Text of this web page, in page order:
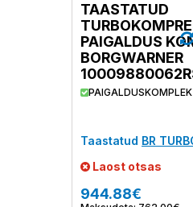
TAASTATUD
PAIGALDUS
BORGWARNER
Taastatud BR
Laost otsas
944.88€